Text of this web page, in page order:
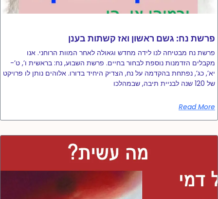
פרשת נח: גשם ראשון ואז קשתות בענן
פרשת נח מבטיחה לנו לידה מחדש וגאולה לאחר המוות הרוחני. אנו
מקבלים הזדמנות נוספת לבחור בחיים. פרשת השבוע, נח: בראשית ו’, ט’-
יא’, כג’, נפתחת בהקדמה על נח, הצדיק היחיד בדורו. אלוהים נותן לו פרויקט
של 120 שנה לבניית תיבה, שבמהלכו
Read More